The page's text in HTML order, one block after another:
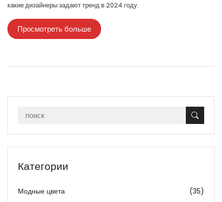
какие дизайнеры задают тренд в 2024 году.
Просмотреть больше
Категории
Модные цвета (35)